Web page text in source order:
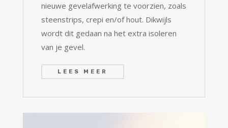
nieuwe gevelafwerking te voorzien, zoals
steenstrips, crepi en/of hout. Dikwijls
wordt dit gedaan na het extra isoleren
van je gevel.
LEES MEER